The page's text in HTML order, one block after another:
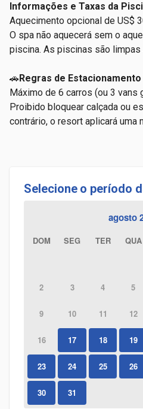
Informações e Taxas da
Aquecimento opcional de US$
O spa não aquecerá sem o
piscina. As piscinas são limpas
🚗Regras de
Máximo de 6 carros (ou 3 vans
Proibido bloquear calçada ou
contrário, o resort aplicará uma
Selecione o período
agosto
DOM SEG TER QUA
2 3 4 5
9 10 11 12
16 17 18 19
23 24 25 26
30 31